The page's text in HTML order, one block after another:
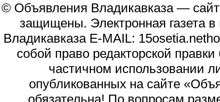
© Объявления Владикавказа —
защищены. Электронная газета
Владикавказа E-MAIL:
собой право редакторской
частичном использовании
опубликованных на сайте
обязательна! По вопросам